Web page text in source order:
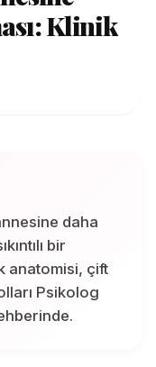
Klinik
daha
bir
anatomisi, çift
Psikolog